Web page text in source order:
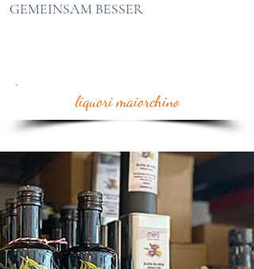
GEMEINSAM BESSER
liquori maiorchino